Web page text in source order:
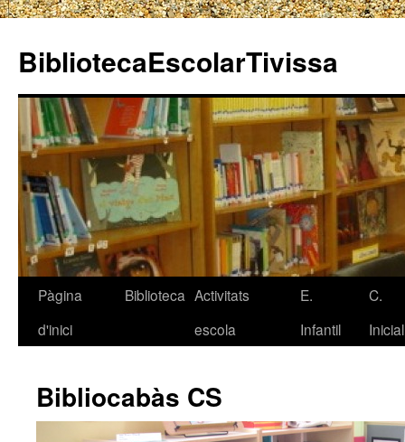
BibliotecaEscolarTivissa
Vés
Pàgina
d'inici
Biblioteca Activitats
escola
E.
Infantil
C.
Inicial
Bibliocabàs CS